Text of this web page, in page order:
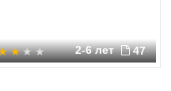
2-6 лет 47